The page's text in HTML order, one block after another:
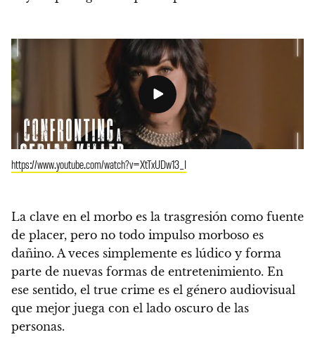
https://www.youtube.com/watch?v=XtTxUDw13_I
La clave en el morbo es la trasgresión como fuente
de placer, pero no todo impulso morboso es
dañino. A veces simplemente es lúdico y forma
parte de nuevas formas de entretenimiento. En
ese sentido, el true crime es el género audiovisual
que mejor juega con el lado oscuro de las
personas.